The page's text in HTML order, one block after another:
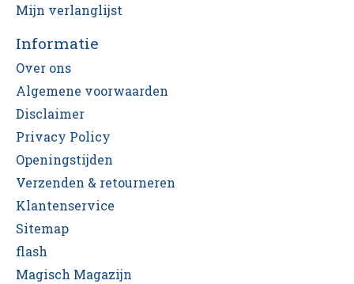
Mijn verlanglijst
Informatie
Over ons
Algemene voorwaarden
Disclaimer
Privacy Policy
Openingstijden
Verzenden & retourneren
Klantenservice
Sitemap
flash
Magisch Magazijn